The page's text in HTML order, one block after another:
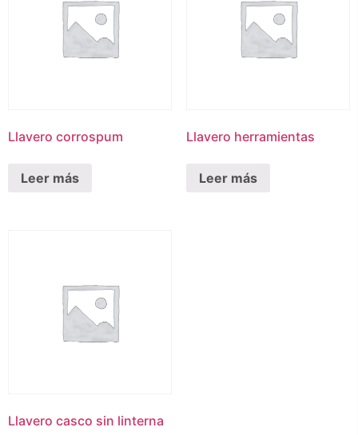
Llavero corrospum
Leer más
Llavero herramientas
Leer más
Llavero casco sin linterna